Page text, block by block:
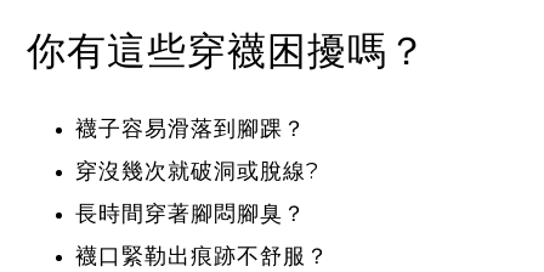
你有這些穿襪困擾嗎？
襪子容易滑落到腳踝？
穿沒幾次就破洞或脫線?
長時間穿著腳悶腳臭？
襪口緊勒出痕跡不舒服？